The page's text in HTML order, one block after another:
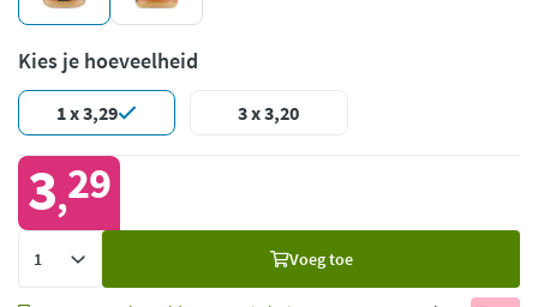
Kies je hoeveelheid
1 x 3,29 3 x 3,20
3,29
Voeg toe